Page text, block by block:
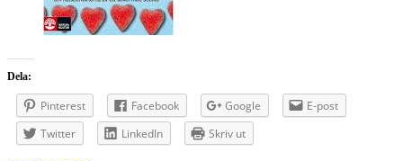
Dela:
Pinterest Facebook Google
E-post
Twitter
LinkedIn Skriv ut